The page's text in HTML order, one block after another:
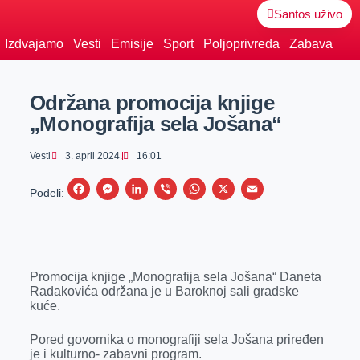
Santos uživo
Izdvajamo Vesti Emisije Sport Poljoprivreda Zabava
Održana promocija knjige
„Monografija sela Jošana“
Vesti 3. april 2024. 16:01
Podeli:
F
b
k
M
e
e
L
e
d
n
V
r
W
s
p
X
E
l
Promocija knjige „Monografija sela Jošana“ Daneta
Radakovića održana je u Baroknoj sali gradske
kuće.
Pored govornika o monografiji sela Jošana priređen
je i kulturno- zabavni program.